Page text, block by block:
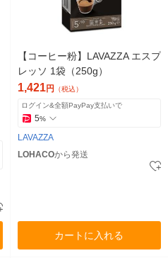
【コーヒー粉】LAVAZZA エスプ
レッソ 1袋（250g）
1,421円 （税込）
ログイン&全額PayPay支払いで
5%
LAVAZZA
LOHACOから発送
カートに入れる